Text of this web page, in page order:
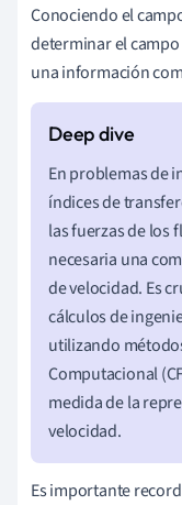
Conociendo el
determinar el
una información
En problemas de
índices de
las fuerzas de los
necesaria una
de velocidad. Es
cálculos de
utilizando
Computacional
medida de la
velocidad.
Es importante